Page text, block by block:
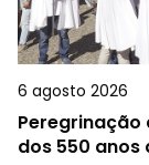
6 agosto 2026
Peregrinação
dos 550 anos